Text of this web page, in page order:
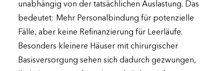
unabhängig von der tatsächlichen Auslastung. Das
bedeutet: Mehr Personalbindung für potenzielle
Fälle, aber keine Refinanzierung für Leerläufe.
Besonders kleinere Häuser mit chirurgischer
Basisversorgung sehen sich dadurch gezwungen,